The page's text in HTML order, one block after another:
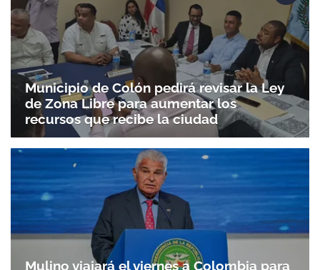
Municipio de Colón pedirá revisar la Ley
de Zona Libre para aumentar los
recursos que recibe la ciudad
Mulino viajará el viernes a Colombia para